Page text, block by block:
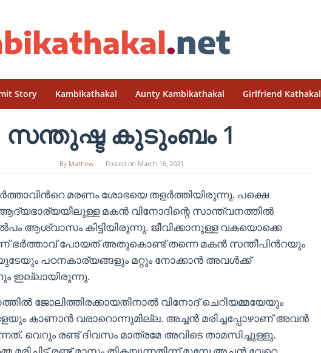
Story Kambikathakal Aunty Kambikathakal Girlfriend Kathakal
സന്തുഷ്ട കുടുംബം 1
By Mathew Posted on March 16, 2021
മരണം ശോഭയെ തളർത്തിയിരുന്നു. പക്ഷെ
ആദ്യഭാര്യയിലുള്ള മകൻ വിനോദിന്റെ സാന്ത്വനത്തിൽ
ആശ്വാസം കിട്ടിയിരുന്നു. ജീവിക്കാനുള്ള വകയൊക്കെ
ഭർത്താവ് പോയത് അതുകൊണ്ട് തന്നെ മകൻ സന്തീപിൻറയും
പഠനകാര്യങ്ങളും മറ്റും നോക്കാൻ അവൾക്ക്
ഇല്ലായിരുന്നു.
ജോലിത്തിരക്കായതിനാൽ വിനോദ് ചെറിയമ്മയേയും
കാണാൻ വരാറൊന്നുമില്ല. അച്ചൻ മരിച്ചപ്പോഴാണ് അവൻ
വെറും രണ്ട് ദിവസം മാത്രമേ അവിടെ താമസിച്ചുള്ളു.